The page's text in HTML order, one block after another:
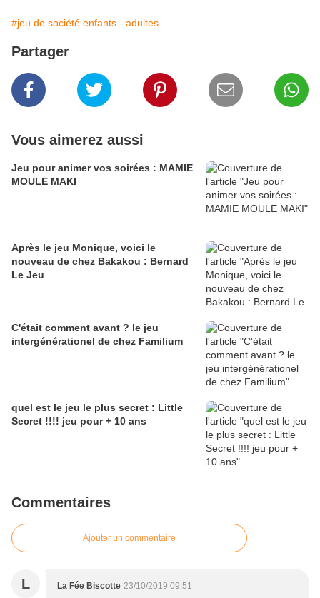
#jeu de société enfants - adultes
Partager
Vous aimerez aussi
Jeu pour animer vos soirées : MAMIE
MOULE MAKI
Après le jeu Monique, voici le
nouveau de chez Bakakou : Bernard
Le Jeu
C'était comment avant ? le jeu
intergénérationel de chez Familium
quel est le jeu le plus secret : Little
Secret !!!! jeu pour + 10 ans
Commentaires
Ajouter un commentaire
L La Fée Biscotte 23/10/2019 09:51